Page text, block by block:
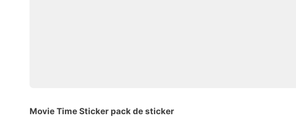
Movie Time Sticker pack de sticker